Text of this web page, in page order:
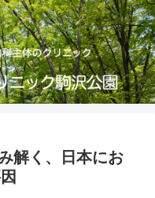
解く、日本にお
因